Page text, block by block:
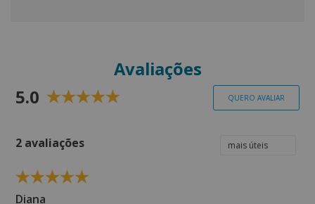
Avaliações
5.0 QUERO AVALIAR
2 avaliações
Diana